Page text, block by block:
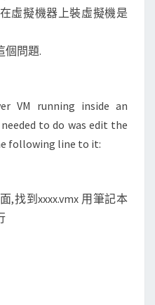
虛擬機器上裝虛擬機是
個問題.
VM running inside an
to do was edit the
following line to it:
,找到xxxx.vmx 用筆記本